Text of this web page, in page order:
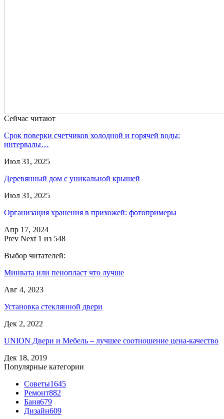
Сейчас читают
Срок поверки счетчиков холодной и горячей воды:
интервалы…
Июл 31, 2025
Деревянный дом с уникальной крышей
Июл 31, 2025
Организация хранения в прихожей: фотопримеры
Апр 17, 2024
Prev Next 1 из 548
Выбор читателей:
Минвата или пенопласт что лучше
Авг 4, 2023
Установка стеклянной двери
Дек 2, 2022
UNION Двери и Мебель – лучшее соотношение цена-качество
Дек 18, 2019
Популярные категории
Советы1645
Ремонт882
Баня679
Дизайн609